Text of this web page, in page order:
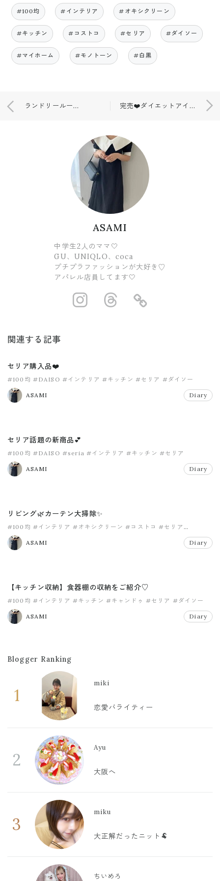
#100均 #インテリア #オキシクリーン
#キッチン #コストコ #セリア #ダイソー
#マイホーム #モノトーン #白黒
ランドリールーム❤️棚をペンキでＤＩＹ✨ 完売❤️ダイエットアイテムが販売再開✨
ASAMI
中学生2人のママ🤍
GU、UNIQLO、coca
プチプラファッションが大好き♡
アパレル店員してます🤍
https://https://
関連する記事
セリア購入品❤️
#100均 #DAISO #インテリア #キッチン #セリア #ダイソー
ASAMI Diary
セリア話題の新商品💕
#100均 #DAISO #seria #インテリア #キッチン #セリア
ASAMI Diary
リビング🌿カーテン大掃除✨
#100均 #インテリア #オキシクリーン #コストコ #セリア
#マイホーム
ASAMI
Diary
【キッチン収納】食器棚の収納をご紹介♡
#100均 #インテリア #キッチン #キャンドゥ #セリア #ダイソー
ASAMI Diary
Blogger Ranking
1
miki
恋愛バライティー
2
Ayu
大阪へ
3
miku
大正解だったニット🐏
ちいめろ